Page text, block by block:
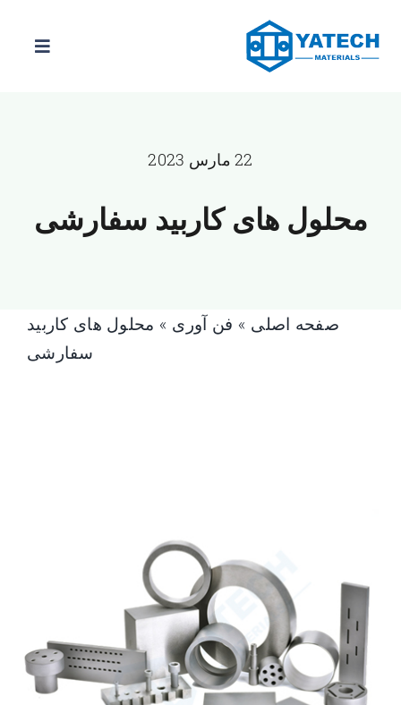
ناوبری
اخبار
با ما تماس بگیرید
22 مارس 2023
محلول های کاربید سفارشی
صفحه اصلی » فن آوری » محلول های کاربید
سفارشی